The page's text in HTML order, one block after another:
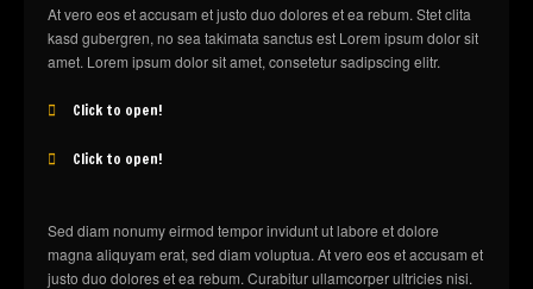
At vero eos et accusam et justo duo dolores et ea rebum. Stet clita
kasd gubergren, no sea takimata sanctus est Lorem ipsum dolor sit
amet. Lorem ipsum dolor sit amet, consetetur sadipscing elitr.
Click to open!
Click to open!
Sed diam nonumy eirmod tempor invidunt ut labore et dolore
magna aliquyam erat, sed diam voluptua. At vero eos et accusam et
justo duo dolores et ea rebum. Curabitur ullamcorper ultricies nisi.